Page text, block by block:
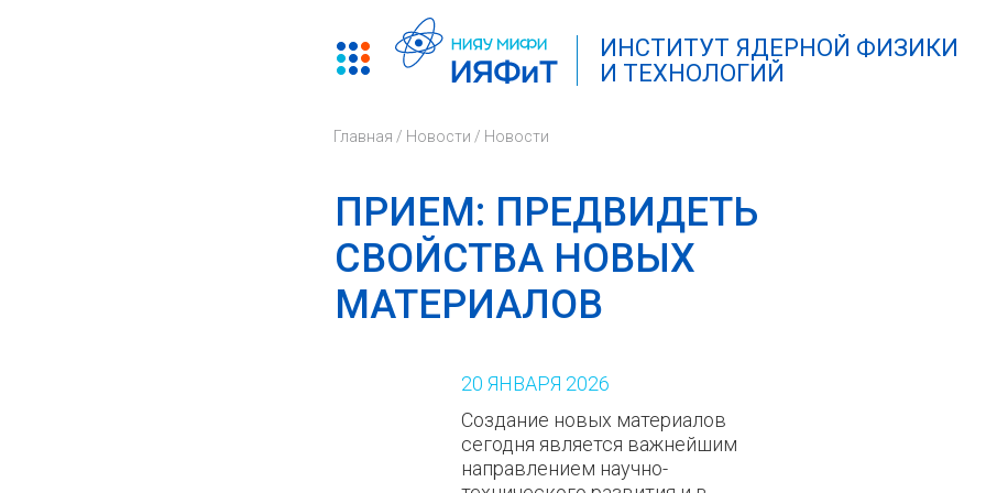
ИНСТИТУТ ЯДЕРНОЙ ФИЗИКИ
И ТЕХНОЛОГИЙ
Главная / Новости / Новости
ПРИЕМ: ПРЕДВИДЕТЬ
СВОЙСТВА НОВЫХ
МАТЕРИАЛОВ
20 ЯНВАРЯ 2026
Создание новых материалов
сегодня является важнейшим
направлением научно-